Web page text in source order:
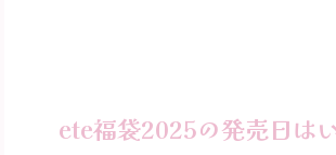
ete福袋2025の発売日は